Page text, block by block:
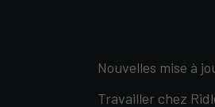
Nouvelles mise à
Travailler chez